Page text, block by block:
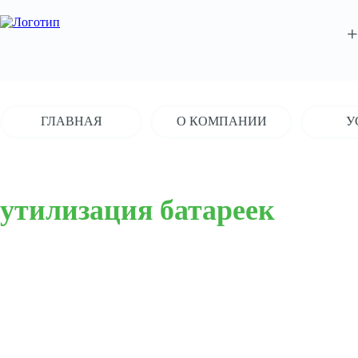
ГЛАВНАЯ О КОМПАНИИ
утилизация батареек